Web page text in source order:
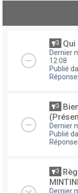
Dernier
12:08
Publié
Dernier
Publié
Dernier